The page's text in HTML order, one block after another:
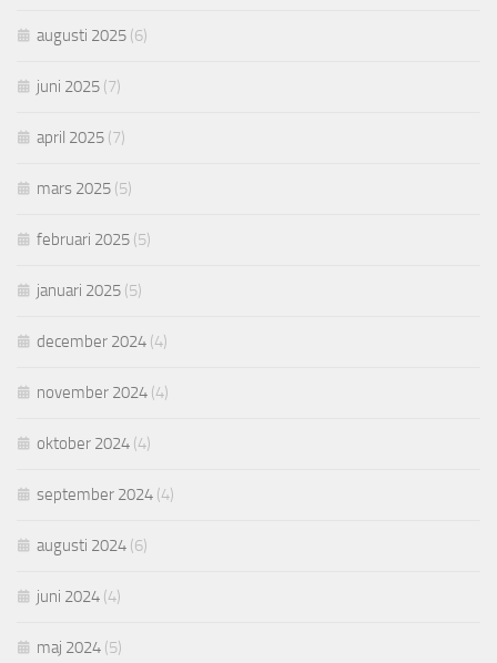
augusti 2025 (6)
juni 2025 (7)
april 2025 (7)
mars 2025 (5)
februari 2025 (5)
januari 2025 (5)
december 2024 (4)
november 2024 (4)
oktober 2024 (4)
september 2024 (4)
augusti 2024 (6)
juni 2024 (4)
maj 2024 (5)